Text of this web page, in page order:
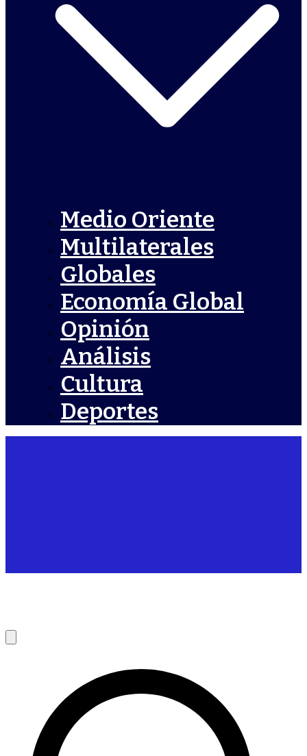
Medio Oriente
Multilaterales
Globales
Economía Global
Opinión
Análisis
Cultura
Deportes